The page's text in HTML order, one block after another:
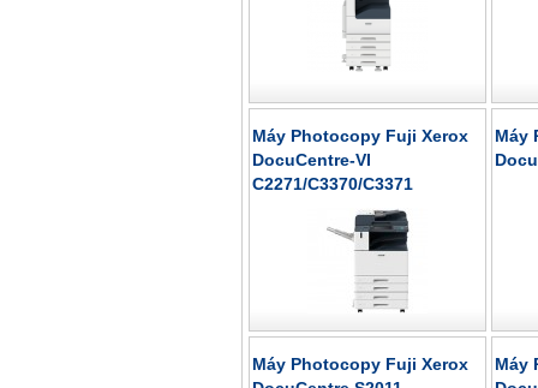
Máy Photocopy Fuji Xerox
DocuCentre-VI
C2271/C3370/C3371
Máy
Máy Photocopy Fuji Xerox
Máy